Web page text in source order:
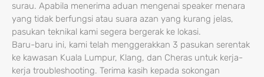
surau. Apabila menerima aduan mengenai speaker menara
yang tidak berfungsi atau suara azan yang kurang jelas,
pasukan teknikal kami segera bergerak ke lokasi.
Baru-baru ini, kami telah menggerakkan 3 pasukan serentak
ke kawasan Kuala Lumpur, Klang, dan Cheras untuk kerja-
kerja troubleshooting. Terima kasih kepada sokongan